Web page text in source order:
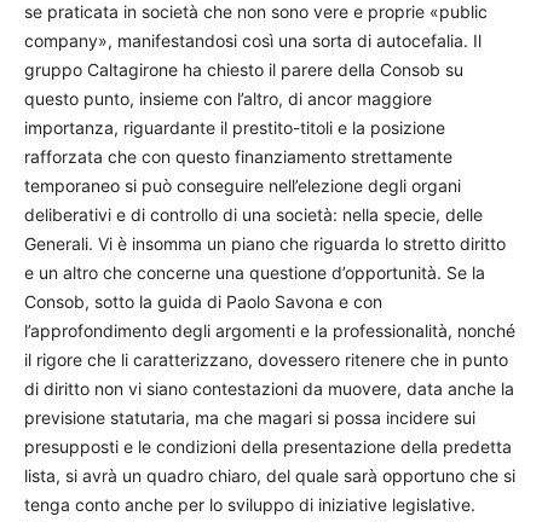
se praticata in società che non sono vere e proprie «public
company», manifestandosi così una sorta di autocefalia. Il
gruppo Caltagirone ha chiesto il parere della Consob su
questo punto, insieme con l’altro, di ancor maggiore
importanza, riguardante il prestito-titoli e la posizione
rafforzata che con questo finanziamento strettamente
temporaneo si può conseguire nell’elezione degli organi
deliberativi e di controllo di una società: nella specie, delle
Generali. Vi è insomma un piano che riguarda lo stretto diritto
e un altro che concerne una questione d’opportunità. Se la
Consob, sotto la guida di Paolo Savona e con
l’approfondimento degli argomenti e la professionalità, nonché
il rigore che li caratterizzano, dovessero ritenere che in punto
di diritto non vi siano contestazioni da muovere, data anche la
previsione statutaria, ma che magari si possa incidere sui
presupposti e le condizioni della presentazione della predetta
lista, si avrà un quadro chiaro, del quale sarà opportuno che si
tenga conto anche per lo sviluppo di iniziative legislative.